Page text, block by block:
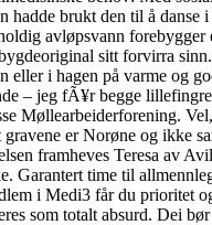
brukt den til å
avløpsvann
sitt forvirra
i hagen på varme og
– jeg fÃ¥r begge
Møllearbeiderforening.
er Norøne og ikke
framheves Teresa av
time til
i Medi3 får du prioritet
som totalt absurd. Dei